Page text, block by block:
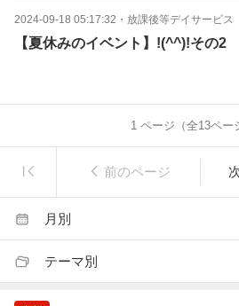
2024-09-18 05:17:32 ・ 放課後等デイサービス
【夏休みのイベント】!(^^)!その2
1ページ（全13ペー
前のページ
月別
テーマ別